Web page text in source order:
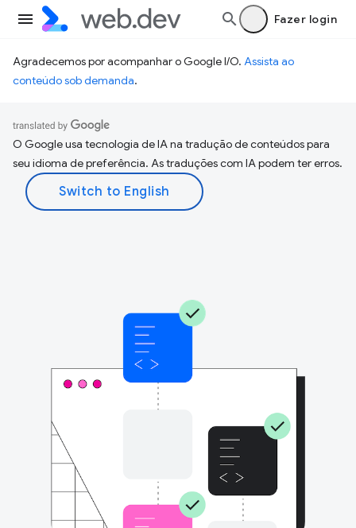
Fazer login
Agradecemos por acompanhar o Google I/O. Assista ao
conteúdo sob demanda.
O Google usa tecnologia de IA na tradução de conteúdos para
seu idioma de preferência. As traduções com IA podem ter erros.